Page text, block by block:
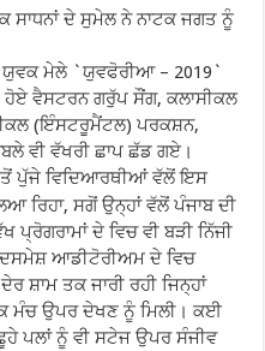
ਦੇ ਸੁਮੇਲ ਨੇ ਨਾਟਕ ਜਗਤ ਨੂੰ
ਯੁਵਕ ਮੇਲੇ `ਯੁਵਫੋਰੀਆ – 2019`
ਹੋਏ ਵੈਸਟਰਨ ਗਰੁੱਪ ਸੌਂਗ, ਕਲਾਸੀਕਲ
(ਇੰਸਟਰੂਮੈਂਟਲ) ਪਰਕਸ਼ਨ,
ਵੀ ਵੱਖਰੀ ਛਾਪ ਛੱਡ ਗਏ।
ਤੋਂ ਪੁੱਜੇ ਵਿਦਿਆਰਥੀਆਂ ਵੱਲੋਂ ਇਸ
ਰਿਹਾ, ਸਗੋਂ ਉਨ੍ਹਾਂ ਵੱਲੋਂ ਪੰਜਾਬ ਦੀ
ਪ੍ਰੋਗਰਾਮਾਂ ਦੇ ਵਿਚ ਵੀ ਬੜੀ ਨਿੱਜੀ
ਆਡੀਟੋਰੀਅਮ ਦੇ ਵਿਚ
ਸ਼ਾਮ ਤਕ ਜਾਰੀ ਰਹੀ ਜਿਨ੍ਹਾਂ
ਮੰਚ ਉਪਰ ਦੇਖਣ ਨੂੰ ਮਿਲੀ। ਕਈ
ਪਲਾਂ ਨੂੰ ਵੀ ਸਟੇਜ ਉਪਰ ਸੰਜੀਵ